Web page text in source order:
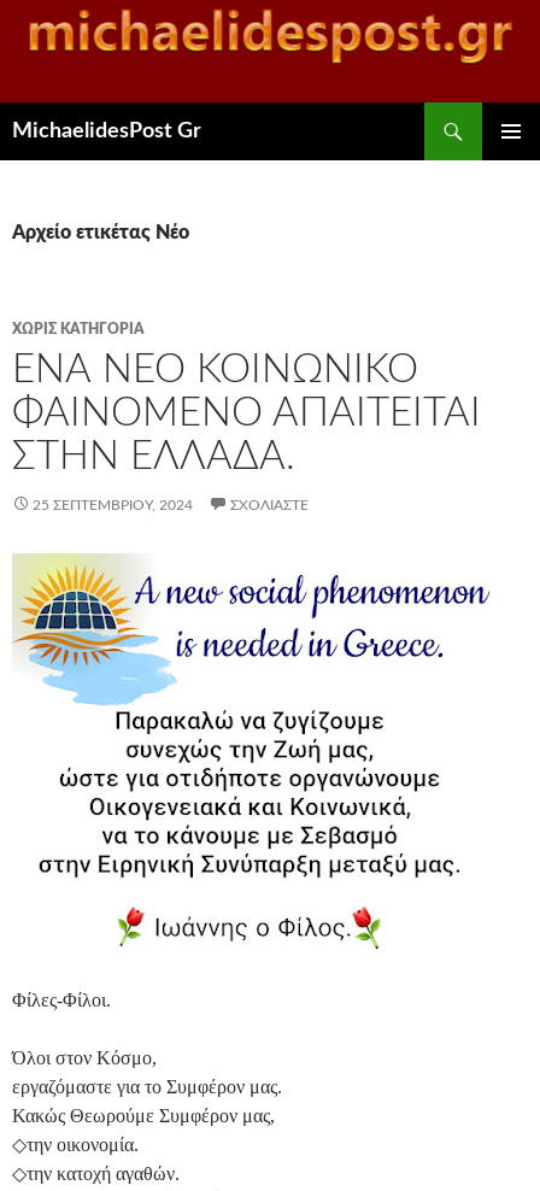
MichaelidesPost Gr
Αρχείο ετικέτας Νέο
ΧΩΡΊΣ ΚΑΤΗΓΟΡΊΑ
ΈΝΑ ΝΈΟ ΚΟΙΝΩΝΙΚΌ
ΦΑΙΝΌΜΕΝΟ ΑΠΑΙΤΕΊΤΑΙ
ΣΤΗΝ ΕΛΛΆΔΑ.
25 ΣΕΠΤΕΜΒΡΊΟΥ, 2024 ΣΧΟΛΙΆΣΤΕ
Φίλες-Φίλοι.
Όλοι στον Κόσμο,
εργαζόμαστε για το Συμφέρον μας.
Κακώς Θεωρούμε Συμφέρον μας,
◇την οικονομία.
◇την κατοχή αγαθών.